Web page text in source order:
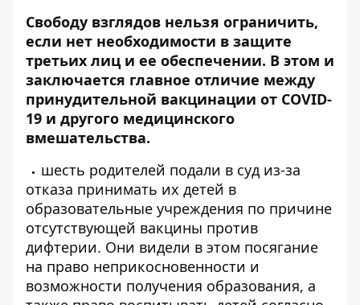
Свободу взглядов нельзя ограничить,
если нет необходимости в защите
третьих лиц и ее обеспечении. В этом и
заключается главное отличие между
принудительной вакцинации от COVID-
19 и другого медицинского
вмешательства.
шесть родителей подали в суд из-за
отказа принимать их детей в
образовательные учреждения по причине
отсутствующей вакцины против
дифтерии. Они видели в этом посягание
на право неприкосновенности и
возможности получения образования, а